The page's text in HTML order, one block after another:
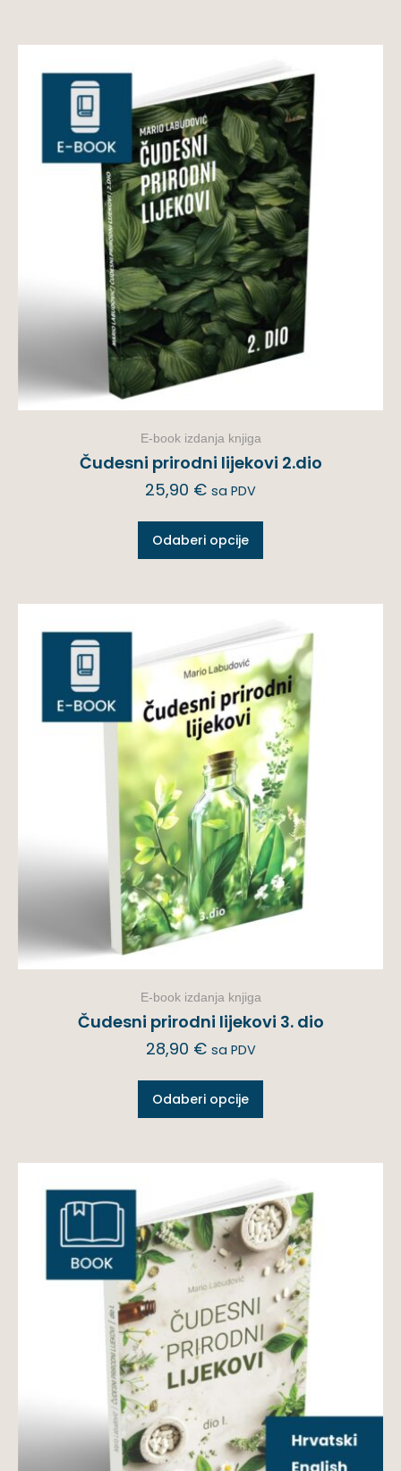
E-book izdanja knjiga
Čudesni prirodni lijekovi 2.dio
25,90 € sa PDV
Odaberi opcije
E-book izdanja knjiga
Čudesni prirodni lijekovi 3. dio
28,90 € sa PDV
Odaberi opcije